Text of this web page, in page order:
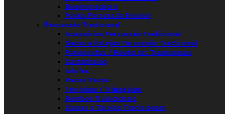
Boomwhackers
Packs Percussão Escolar
Percussão Tradicional
Acessórios Percussão Tradicional
Sacos e Estojos Percussão Tradicional
Pandeiretas / Pandeiros Tradicionais
Castanholas
Adufes
Recos Recos
Ferrinhos / Triângulos
Bombos Tradicionais
Caixas e Tarolas Tradicionais